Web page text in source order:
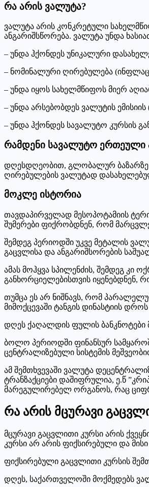
რა არის ვალუტა?
ვალუტა არის კონკრეტული
ანგარიშსწორება. ვალუტა უნდა
– უნდა ჰქონდეს უნიკალური
– ნომინალური ღირებულება
– უნდა იყოს სახელმწიფოს მიერ
– უნდა არსებობდეს ვალუტის
– უნდა ჰქონდეს სავალუტო კურსის
რამდენი სავალუტო ერთეული
დღესდღეობით, გლობალურ ბაზარზე
ღირებულების ვალუტად
მოკლე ისტორია
თავდაპირველად მესოპოტამიის
შუმერები ფიქრობდნენ, რომ
შემდეგ პერიოდში უკვე მეტალის
გაცვლისა და ანგარიშსორების
ამას მოჰყვა სპილენძის, შემდეგ კი
განხორციელებისთვის იყენებდნენ,
თუმცა ეს არ ნიშნავს, რომ
მიმოქცევაში ტანგის დინასტიის
დღეს ქაღალდის ფულის ბანკნოტები
ბოლო პერიოდში ფინანსურ
ცენტრალიზებული სისტემის
ამ შემთხვევაში ვალუტა
ტრანზაქციები დაშიფრულია, ე.წ
მარეგულირებელ ორგანოს, რაც
რა არის მცურავი
მცურავი გაცვლითი კურსი არის
კურსი არ არის ფიქსირებული და
ფიქსირებული გაცვლითი კურსის
დღეს, საქართველოში მოქმედებს